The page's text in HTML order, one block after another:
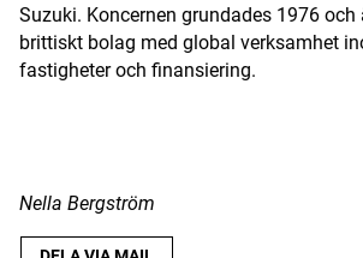
Suzuki. Koncernen grundades 1976
brittiskt bolag med global verksamhet
fastigheter och finansiering.
Nella Bergström